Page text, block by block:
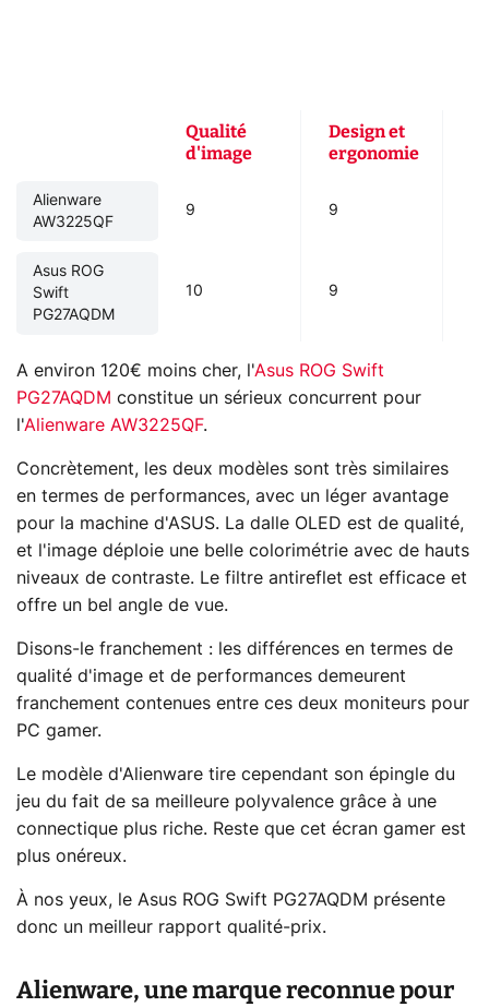
Qualité
d'image
Design et
ergonomie
Alienware
AW3225QF
9 9
Asus ROG
Swift
PG27AQDM
10 9
A environ 120€ moins cher, l'Asus ROG Swift
PG27AQDM constitue un sérieux concurrent pour
l'Alienware AW3225QF.
Concrètement, les deux modèles sont très similaires
en termes de performances, avec un léger avantage
pour la machine d'ASUS. La dalle OLED est de qualité,
et l'image déploie une belle colorimétrie avec de hauts
niveaux de contraste. Le filtre antireflet est efficace et
offre un bel angle de vue.
Disons-le franchement : les différences en termes de
qualité d'image et de performances demeurent
franchement contenues entre ces deux moniteurs pour
PC gamer.
Le modèle d'Alienware tire cependant son épingle du
jeu du fait de sa meilleure polyvalence grâce à une
connectique plus riche. Reste que cet écran gamer est
plus onéreux.
À nos yeux, le Asus ROG Swift PG27AQDM présente
donc un meilleur rapport qualité-prix.
Alienware, une marque reconnue pour